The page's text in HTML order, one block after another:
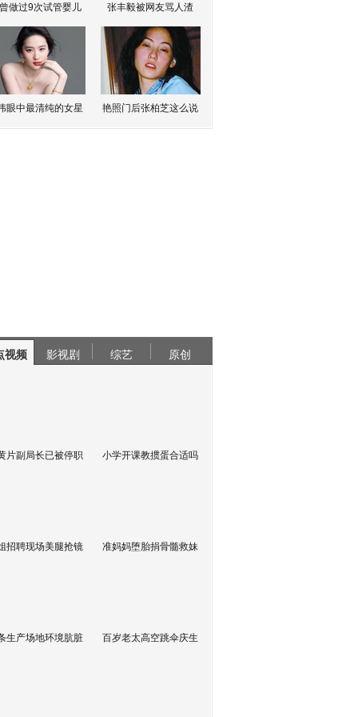
做过9次试管婴儿 张丰毅被网友骂人渣
眼中最清纯的女星 艳照门后张柏芝这么说
视频 影视剧 综艺 原创
片副局长已被停职 小学开课教掼蛋合适吗
招聘现场美腿抢镜 准妈妈堕胎捐骨髓救妹
生产场地环境肮脏 百岁老太高空跳伞庆生